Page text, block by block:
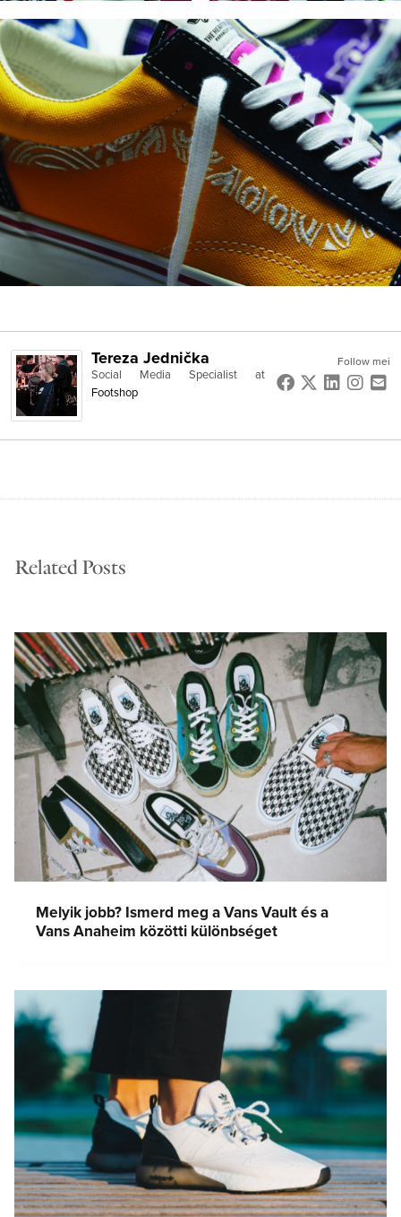
Follow mei
Tereza Jednička
Social Media Specialist at
Footshop
Related Posts
Melyik jobb? Ismerd meg a Vans Vault és a
Vans Anaheim közötti különbséget